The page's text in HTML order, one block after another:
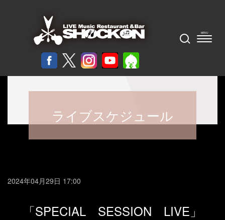
ライブスケジュール
2024年04月29日 17:00
「SPECIAL SESSION LIVE」